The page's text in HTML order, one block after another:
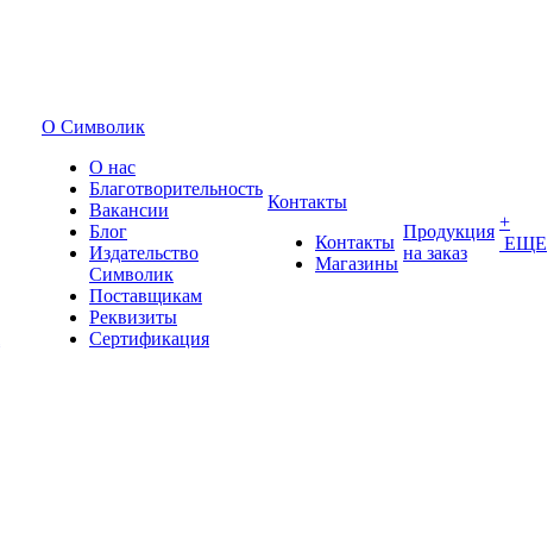
О Символик
О нас
Благотворительность
Вакансии
Блог
Издательство
Символик
Поставщикам
Реквизиты
Сертификация
Контакты
Контакты
Магазины
Продукция
на заказ
+
ЕЩЕ